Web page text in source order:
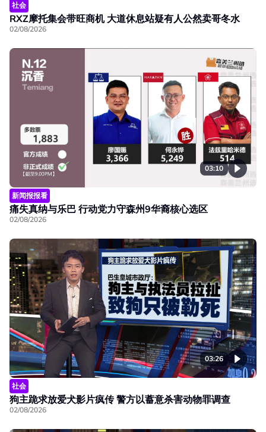
社会
RXZ摩托集会带旺商机 大道休息站疑有人公然卖哥冬水
02/08/2026
03:10
新闻报报看
痛失真纳与乐巴 行动党力守森州9华裔核心选区
02/08/2026
03:26
社会
狗主跪求放爱犬影片疯传 警方以蓄意杀害动物罪调查
02/08/2026